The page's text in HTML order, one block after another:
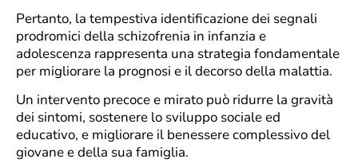
Pertanto, la tempestiva identificazione dei segnali
prodromici della schizofrenia in infanzia e
adolescenza rappresenta una strategia fondamentale
per migliorare la prognosi e il decorso della malattia.
Un intervento precoce e mirato può ridurre la gravità
dei sintomi, sostenere lo sviluppo sociale ed
educativo, e migliorare il benessere complessivo del
giovane e della sua famiglia.